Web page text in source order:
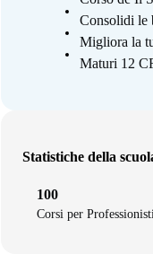
Consolidi le
Migliora la
Maturi 12
Statistiche della
100
Corsi per